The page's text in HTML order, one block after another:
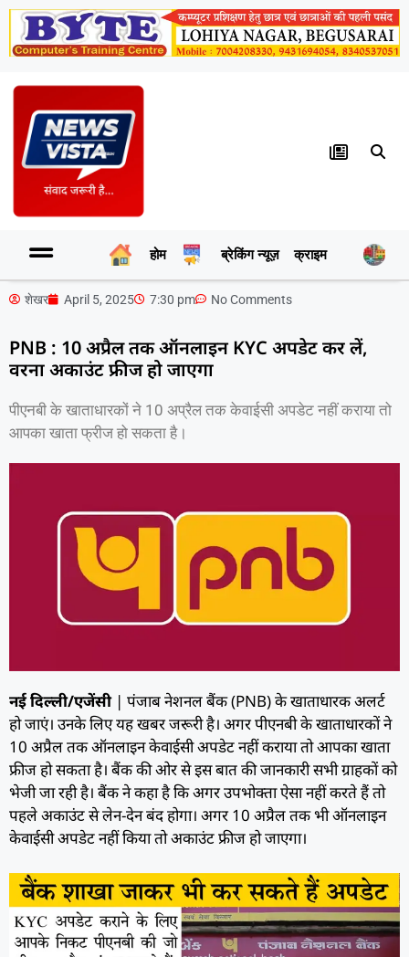
होम ब्रेकिंग न्यूज़ क्राइम
शेखर April 5, 2025 7:30 pm No Comments
PNB : 10 अप्रैल तक ऑनलाइन KYC अपडेट कर लें,
वरना अकाउंट फ्रीज हो जाएगा
पीएनबी के खाताधारकों ने 10 अप्रैल तक केवाईसी अपडेट नहीं कराया तो
आपका खाता फ्रीज हो सकता है।
नई दिल्ली/एजेंसी| पंजाब नेशनल बैंक (PNB) के खाताधारक अलर्ट
हो जाएं। उनके लिए यह खबर जरूरी है। अगर पीएनबी के खाताधारकों ने
10 अप्रैल तक ऑनलाइन केवाईसी अपडेट नहीं कराया तो आपका खाता
फ्रीज हो सकता है। बैंक की ओर से इस बात की जानकारी सभी ग्राहकों को
भेजी जा रही है। बैंक ने कहा है कि अगर उपभोक्ता ऐसा नहीं करते हैं तो
पहले अकाउंट से लेन-देन बंद होगा। अगर 10 अप्रैल तक भी ऑनलाइन
केवाईसी अपडेट नहीं किया तो अकाउंट फ्रीज हो जाएगा।